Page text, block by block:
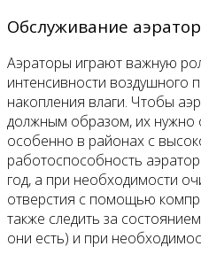
Обслуживание
Аэраторы играют важную
интенсивности воздушного
накопления влаги. Чтобы
должным образом, их нужно
особенно в районах с
работоспособность
год, а при необходимости
отверстия с помощью
также следить за
они есть) и при